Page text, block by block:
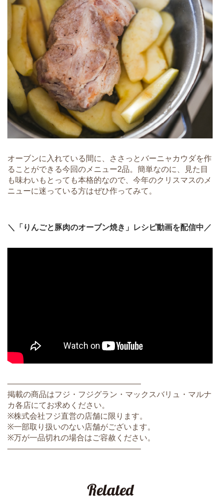
オーブンに入れている間に、ささっとバーニャカウダを作
ることができる今回のメニュー2品。簡単なのに、見た目
も味わいもとっても本格的なので、今年のクリスマスのメ
ニューに迷っている方はぜひ作ってみて。
＼「りんごと豚肉のオーブン焼き」レシピ動画を配信中／
―――――――――――――――――
掲載の商品はフジ・フジグラン・マックスバリュ・マルナ
カ各店にてお求めください。
※株式会社フジ直営の店舗に限ります。
※一部取り扱いのない店舗がございます。
※万が一品切れの場合はご容赦ください。
―――――――――――――――――
Related